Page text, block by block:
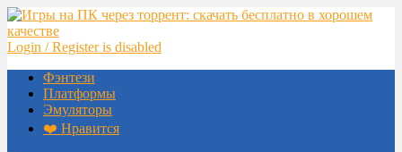
Login / Register is disabled
Фэнтези
Платформы
Эмуляторы
❤️ Нравится